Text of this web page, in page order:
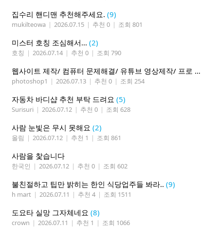
집수리 핸디맨 추천해주세요. (9)
mukilteowa | 2026.07.15 | 추천 0 | 조회 801
미스터 호칭 조심해서... (2)
호칭 | 2026.07.14 | 추천 0 | 조회 790
웹사이트 제작/ 컴퓨터 문제해결/ 유튜브 영상제작/ 프로 사진촬영
photoshop1 | 2026.07.13 | 추천 0 | 조회 254
자동차 바디샵 추천 부탁 드려요 (5)
Surisuri | 2026.07.12 | 추천 0 | 조회 628
사람 눈빛은 무시 못해요 (2)
올림 | 2026.07.12 | 추천 1 | 조회 861
사람을 찿습니다
한국인 | 2026.07.12 | 추천 0 | 조회 602
불친절하고 팁만 밝히는 한인 식당업주들 봐라.. (9)
h mart | 2026.07.11 | 추천 4 | 조회 1511
도요타 실망 그자체네요 (8)
crown | 2026.07.11 | 추천 1 | 조회 1066